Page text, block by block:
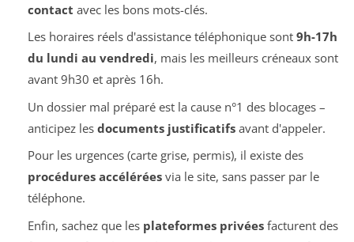
contact avec les bons mots-clés.
Les horaires réels d'assistance téléphonique sont 9h-17h
du lundi au vendredi, mais les meilleurs créneaux sont
avant 9h30 et après 16h.
Un dossier mal préparé est la cause n°1 des blocages –
anticipez les documents justificatifsavant d'appeler.
Pour les urgences (carte grise, permis), il existe des
procédures accéléréesvia le site, sans passer par le
téléphone.
Enfin, sachez que les plateformes privéesfacturent des